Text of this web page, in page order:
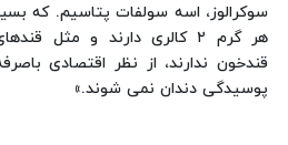
سوکرالوز، اسه سولفات پتاسیم. که
هر گرم ۲ کالری دارند و مثل
قندخون ندارند، از نظر اقتصادی
پوسیدگی دندان نمی شوند.»